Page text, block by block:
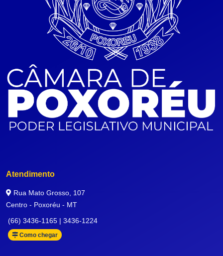
Atendimento
Rua Mato Grosso, 107
Centro - Poxoréu - MT
(66) 3436-1165 | 3436-1224
Como chegar